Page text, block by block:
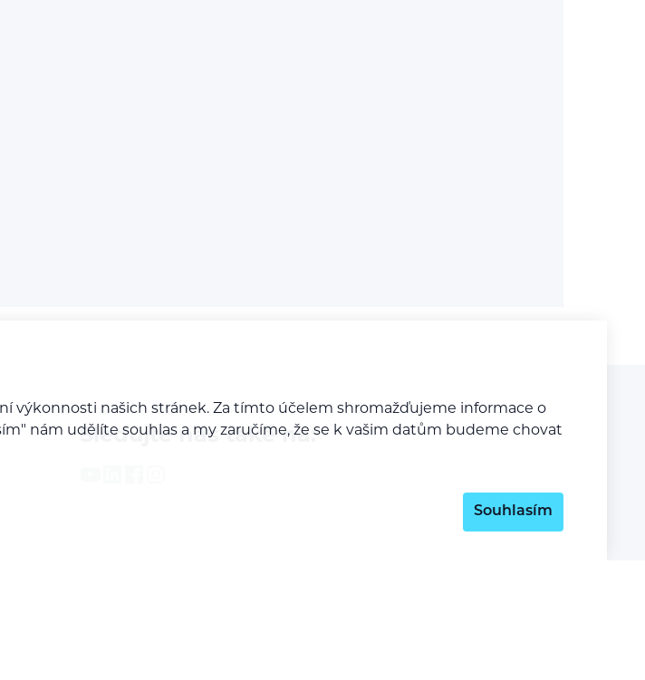
Sledujte nás také na:
výkonnosti našich stránek. Za tímto účelem shromažďujeme informace o
nám udělíte souhlas a my zaručíme, že se k vašim datům budeme chovat
Souhlasím